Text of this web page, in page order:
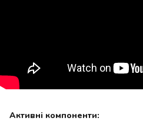
Активні компоненти: